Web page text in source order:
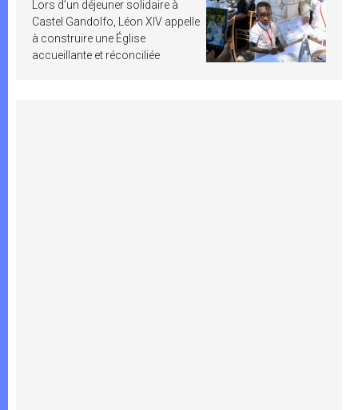
Lors d’un déjeuner solidaire à
Castel Gandolfo, Léon XIV appelle
à construire une Église
accueillante et réconciliée